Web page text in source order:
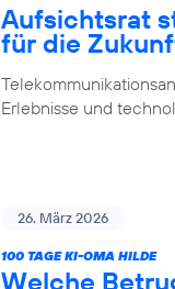
Aufsichtsrat
für die
Erlebnisse und
26. März 2026
100 TAGE KI-OMA HILDE
Welche